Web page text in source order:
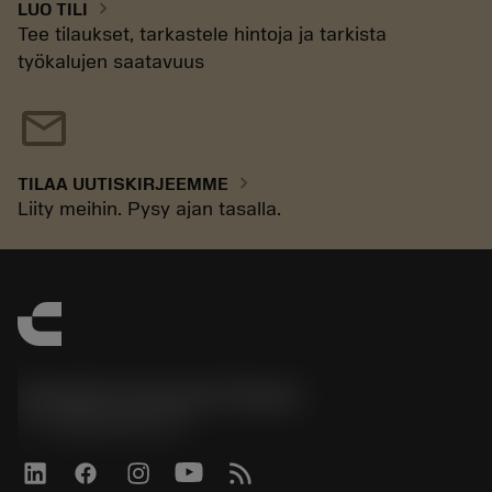
LUO TILI chevron_right
Tee tilaukset, tarkastele hintoja ja tarkista
työkalujen saatavuus
mail
TILAA UUTISKIRJEEMME chevron_right
Liity meihin. Pysy ajan tasalla.